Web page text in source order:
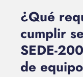
¿Qué
cumplir
SEDE-
de